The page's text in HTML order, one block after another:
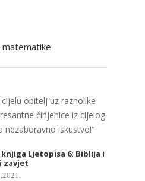
matematike
obitelj uz raznolike
činjenice iz cijelog
nezaboravno iskustvo!"
knjiga Ljetopisa 6: Biblija i
zavjet